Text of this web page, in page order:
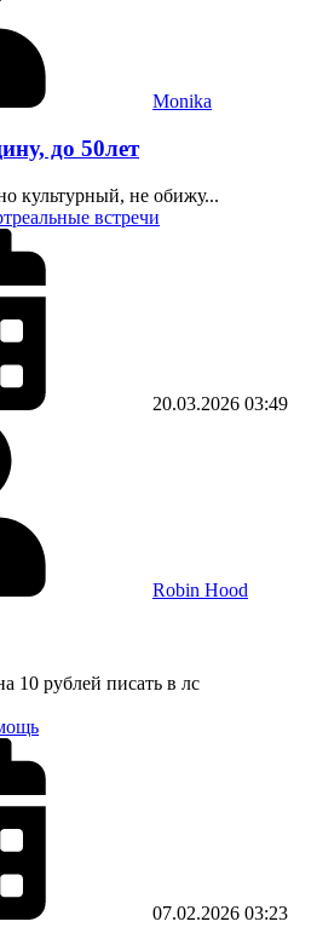
Monika
до 50лет
культурный, не обижу...
реальные встречи
20.03.2026 03:49
Robin Hood
10 рублей писать в лс
07.02.2026 03:23